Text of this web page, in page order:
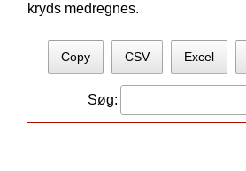
kryds medregnes.
Copy CSV Excel
Søg: